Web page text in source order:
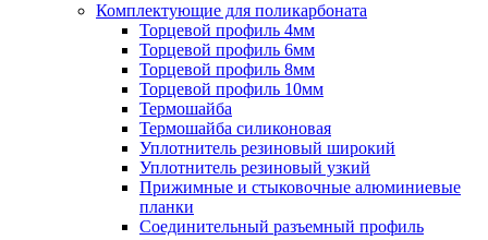
Комплектующие для поликарбоната
Торцевой профиль 4мм
Торцевой профиль 6мм
Торцевой профиль 8мм
Торцевой профиль 10мм
Термошайба
Термошайба силиконовая
Уплотнитель резиновый широкий
Уплотнитель резиновый узкий
Прижимные и стыковочные алюминиевые
планки
Соединительный разъемный профиль